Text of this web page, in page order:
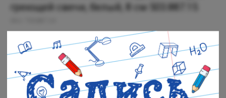
греющей свечи, белый, 8 см 503.887.15
р.
Есть в наличии
Черная речка: В наличии
Полюстровский: В наличии